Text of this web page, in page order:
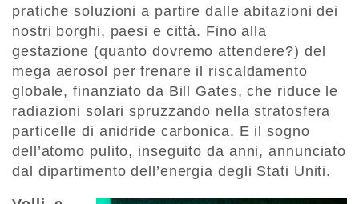
pratiche soluzioni a partire dalle abitazioni dei
nostri borghi, paesi e città. Fino alla
gestazione (quanto dovre­mo attendere?) del
mega aerosol per frenare il riscaldamento
globale, finanziato da Bill Gates, che riduce le
radiazioni solari spruzzando nella stratosfera
particelle di anidride carbonica. E il sogno
dell’atomo pulito, inseguito da anni, annunciato
dal dipartimento dell’energia degli Stati Uniti.